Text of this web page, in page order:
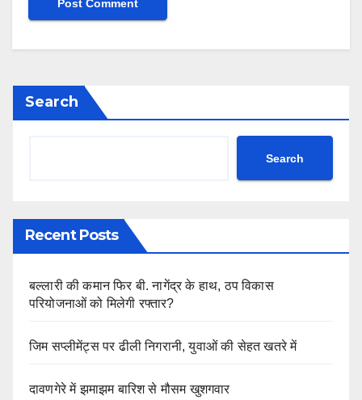
Search
Search
Recent Posts
बल्लारी की कमान फिर बी. नागेंद्र के हाथ, ठप विकास
परियोजनाओं को मिलेगी रफ्तार?
जिम सप्लीमेंट्स पर ढीली निगरानी, युवाओं की सेहत खतरे में
दावणगेरे में झमाझम बारिश से मौसम खुशगवार